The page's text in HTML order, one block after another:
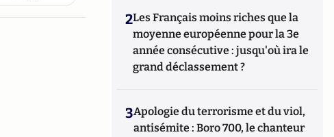
2Les Français moins riches que la
moyenne européenne pour la 3e
année consécutive : jusqu'où ira le
grand déclassement ?
3Apologie du terrorisme et du viol,
antisémite : Boro 700, le chanteur